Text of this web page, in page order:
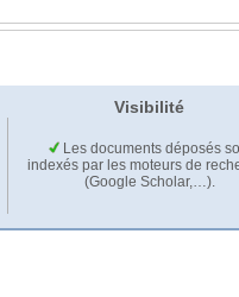
Visibilité
Les documents déposés
indexés par les moteurs de
(Google Scholar,…).